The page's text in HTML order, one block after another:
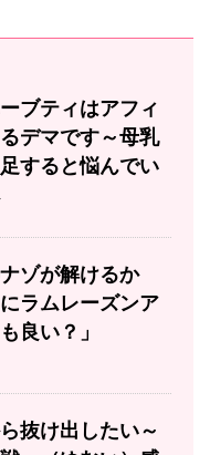
ブティはアフィ
デマです～母乳
すると悩んでい
ゾが解けるか
ラムレーズンア
良い？」
抜け出したい～